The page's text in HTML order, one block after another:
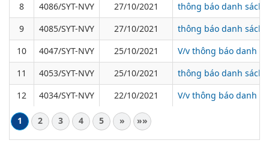
8 4086/SYT-NVY 27/10/2021
thông báo danh sách
9
4085/SYT-NVY 27/10/2021
thông báo danh sách
10
4047/SYT-NVY 25/10/2021
V/v thông báo danh
11
4053/SYT-NVY 25/10/2021
thông báo danh sách
12
4034/SYT-NVY 22/10/2021 V/v thông báo danh
1 2 3 4 5 » »»